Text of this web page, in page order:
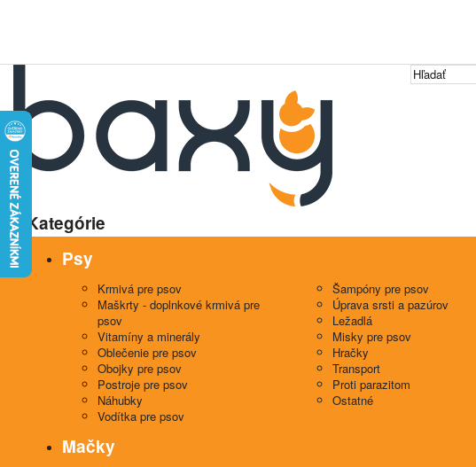
Kategórie
Psy
Krmivá pre psov
Maškrty - doplnkové krmivá pre
psov
Vitamíny a minerály
Oblečenie pre psov
Obojky pre psov
Postroje pre psov
Náhubky
Vodítka pre psov
Šampóny pre psov
Úprava srsti a pazúrov
Ležadlá
Misky pre psov
Hračky
Transport
Proti parazitom
Ostatné
Mačky